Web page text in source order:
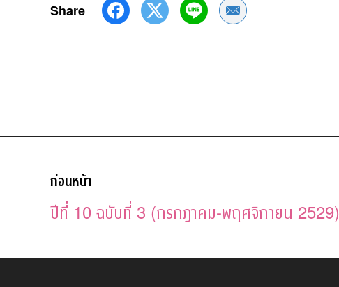
Share Share by Email
ก่อนหน้า
ปีที่ 10 ฉบับที่ 3 (กรกฎาคม-พฤศจิกายน 2529)